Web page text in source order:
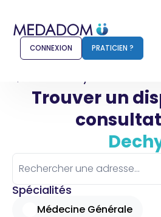
Comment ça marche ?
Pharmacien
CONNEXION PRATICIEN ?
Dechy
Trouver un
Spécialités
Médecine Générale